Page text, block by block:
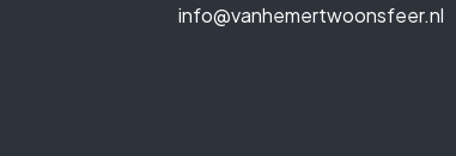
info@vanhemertwoonsfeer.nl